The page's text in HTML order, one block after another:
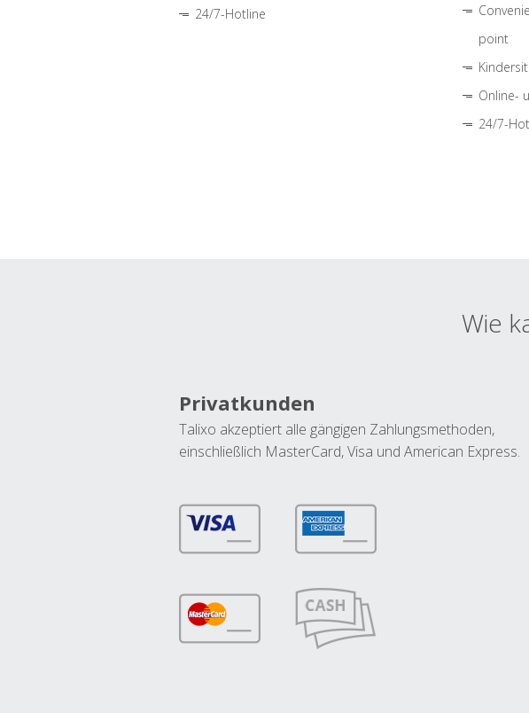
24/7-Hotline
point
Online-
24/7-
Wie
Privatkunden
Talixo akzeptiert alle gängigen Zahlungsmethoden,
einschließlich MasterCard, Visa und American Express.